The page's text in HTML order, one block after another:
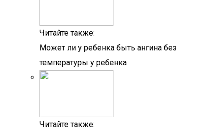
Читайте также:
Может ли у ребенка быть ангина без
температуры у ребенка
Читайте также: